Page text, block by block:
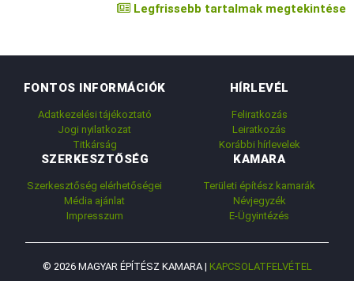
Legfrissebb tartalmak megtekintése
FONTOS INFORMÁCIÓK
Adatkezelési tájékoztató
Jogi nyilatkozat
Titkárság
HÍRLEVÉL
Feliratkozás
Leiratkozás
Korábbi hírlevelek
SZERKESZTŐSÉG
Szerkesztőség elérhetőségei
Média ajánlat
Impresszum
KAMARA
Területi építész kamarák
Névjegyzék
E-Ügyintézés
© 2026 MAGYAR ÉPÍTÉSZ KAMARA | KAPCSOLATFELVÉTEL